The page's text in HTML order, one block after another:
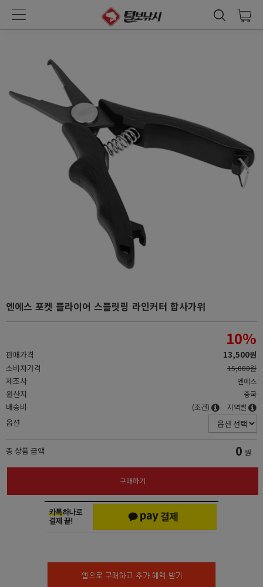
엔에스 포켓 플라이어 스플릿링 라인커터 합사가위
판매가격
10%
13,500원
소비자가격
15,000원
제조사 엔에스
원산지 중국
배송비 (조건) 지역별
옵션
총 상품 금액 0 원
구매하기